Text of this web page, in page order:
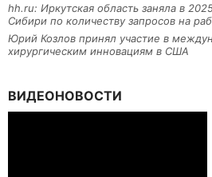
hh.ru: Иркутская область заняла в
Сибири по количеству запросов на
Юрий Козлов принял участие в
хирургическим инновациям в США
ВИДЕОНОВОСТИ